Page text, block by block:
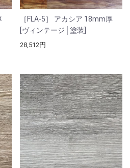
［FLA-5］ アカシア 18mm厚
[ヴィンテージ│塗装]
28,512円